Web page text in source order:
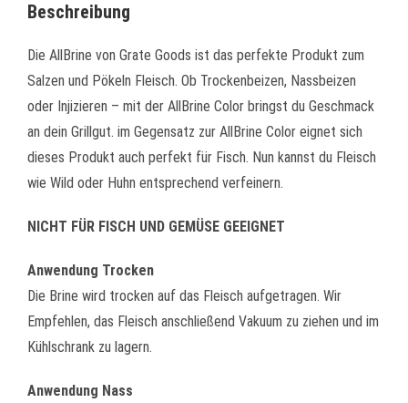
Beschreibung
Die AllBrine von Grate Goods ist das perfekte Produkt zum
Salzen und Pökeln Fleisch. Ob Trockenbeizen, Nassbeizen
oder Injizieren – mit der AllBrine Color bringst du Geschmack
an dein Grillgut. im Gegensatz zur AllBrine Color eignet sich
dieses Produkt auch perfekt für Fisch. Nun kannst du Fleisch
wie Wild oder Huhn entsprechend verfeinern.
NICHT FÜR FISCH UND GEMÜSE GEEIGNET
Anwendung Trocken
Die Brine wird trocken auf das Fleisch aufgetragen. Wir
Empfehlen, das Fleisch anschließend Vakuum zu ziehen und im
Kühlschrank zu lagern.
Anwendung Nass